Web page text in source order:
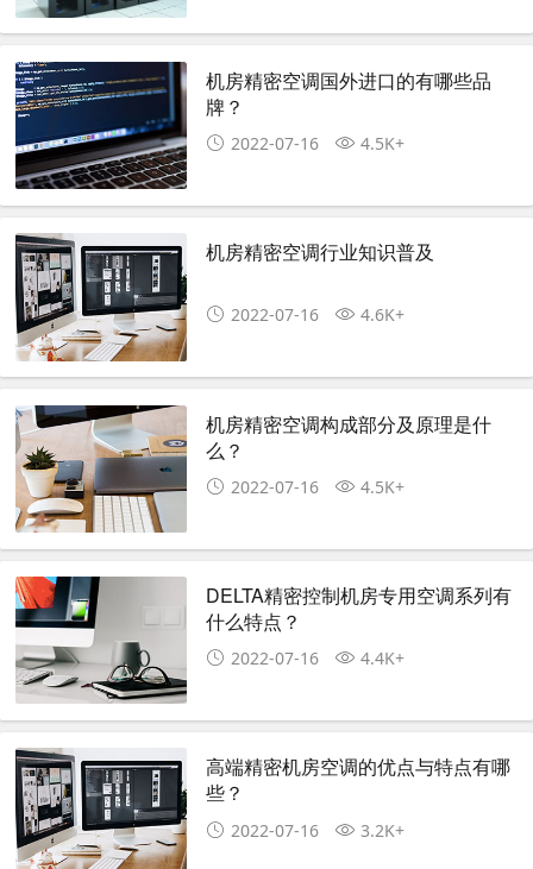
机房精密空调国外进口的有哪些品
牌？
2022-07-16 4.5K+
机房精密空调行业知识普及
2022-07-16 4.6K+
机房精密空调构成部分及原理是什
么？
2022-07-16 4.5K+
DELTA精密控制机房专用空调系列有
什么特点？
2022-07-16 4.4K+
高端精密机房空调的优点与特点有哪
些？
2022-07-16 3.2K+